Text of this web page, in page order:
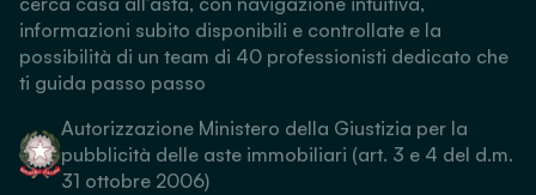
informazioni subito disponibili e controllate e la
possibilità di un team di 40 professionisti dedicato che
ti guida passo passo
Autorizzazione Ministero della Giustizia per la
pubblicità delle aste immobiliari (art. 3 e 4 del d.m.
31 ottobre 2006)